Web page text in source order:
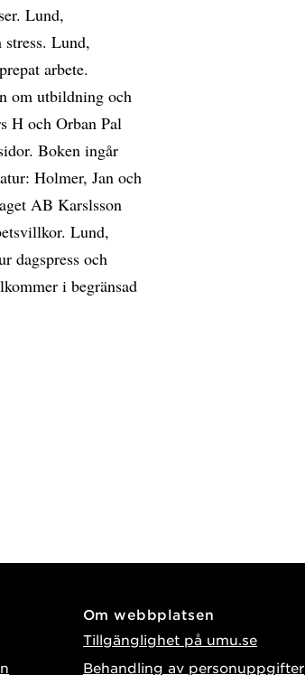
Lund,
Lund,
arbete.
om utbildning och
H och Orban Pal
Boken ingår
Holmer, Jan och
AB Karslsson
Lund,
dagspress och
i begränsad
Om webbplatsen
Tillgänglighet på umu.se
Behandling av personuppgifter